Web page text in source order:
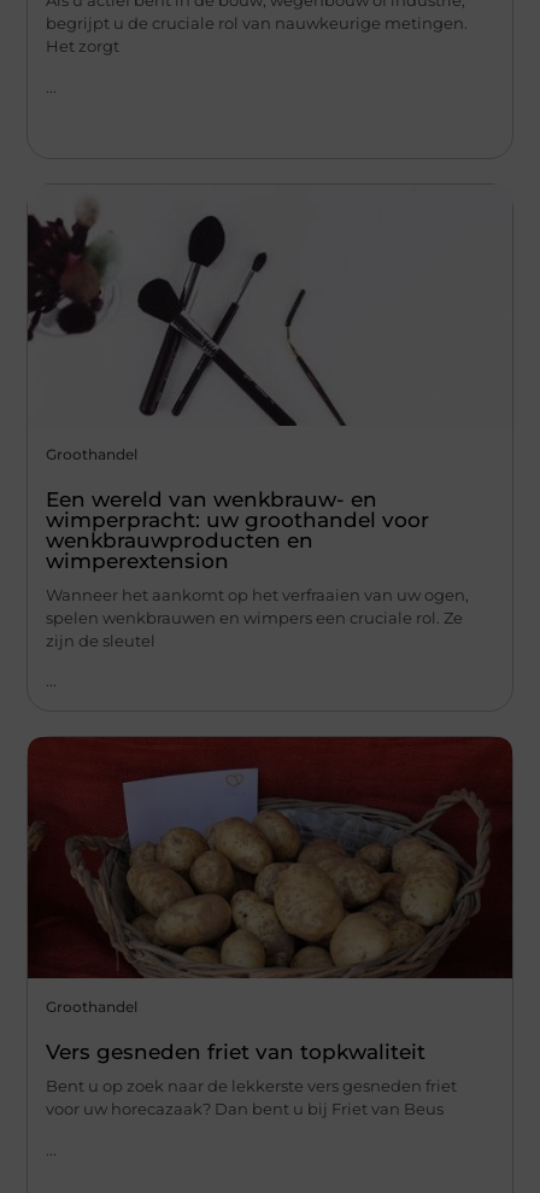
begrijpt u de cruciale rol van nauwkeurige metingen.
Het zorgt
Groothandel
Een wereld van wenkbrauw- en
wimperpracht: uw groothandel voor
wenkbrauwproducten en
wimperextension
Wanneer het aankomt op het verfraaien van uw ogen,
spelen wenkbrauwen en wimpers een cruciale rol. Ze
zijn de sleutel
...
Groothandel
Vers gesneden friet van topkwaliteit
Bent u op zoek naar de lekkerste vers gesneden friet
voor uw horecazaak? Dan bent u bij Friet van Beus